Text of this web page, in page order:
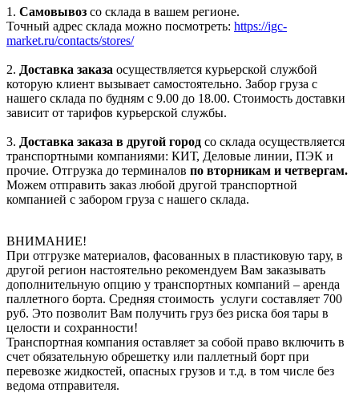
1. Самовывоз со склада в вашем регионе.
Точный адрес склада можно посмотреть: https://igc-
market.ru/contacts/stores/
2. Доставка заказа осуществляется курьерской службой
которую клиент вызывает самостоятельно. Забор груза с
нашего склада по будням с 9.00 до 18.00. Стоимость доставки
зависит от тарифов курьерской службы.
3. Доставка заказа в другой город со склада осуществляется
транспортными компаниями: КИТ, Деловые линии, ПЭК и
прочие. Отгрузка до терминалов по вторникам и четвергам.
Можем отправить заказ любой другой транспортной
компанией с забором груза с нашего склада.
ВНИМАНИЕ!
При отгрузке материалов, фасованных в пластиковую тару, в
другой регион настоятельно рекомендуем Вам заказывать
дополнительную опцию у транспортных компаний – аренда
паллетного борта. Средняя стоимость услуги составляет 700
руб. Это позволит Вам получить груз без риска боя тары в
целости и сохранности!
Транспортная компания оставляет за собой право включить в
счет обязательную обрешетку или паллетный борт при
перевозке жидкостей, опасных грузов и т.д. в том числе без
ведома отправителя.